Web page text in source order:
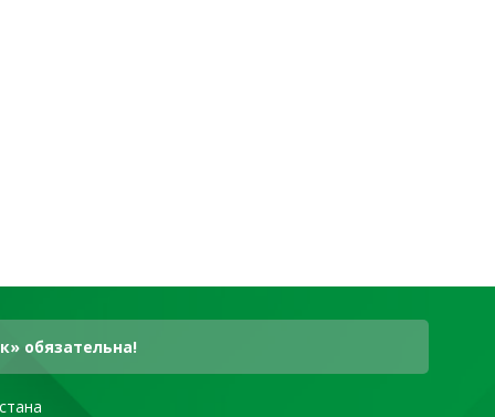
обязательна!